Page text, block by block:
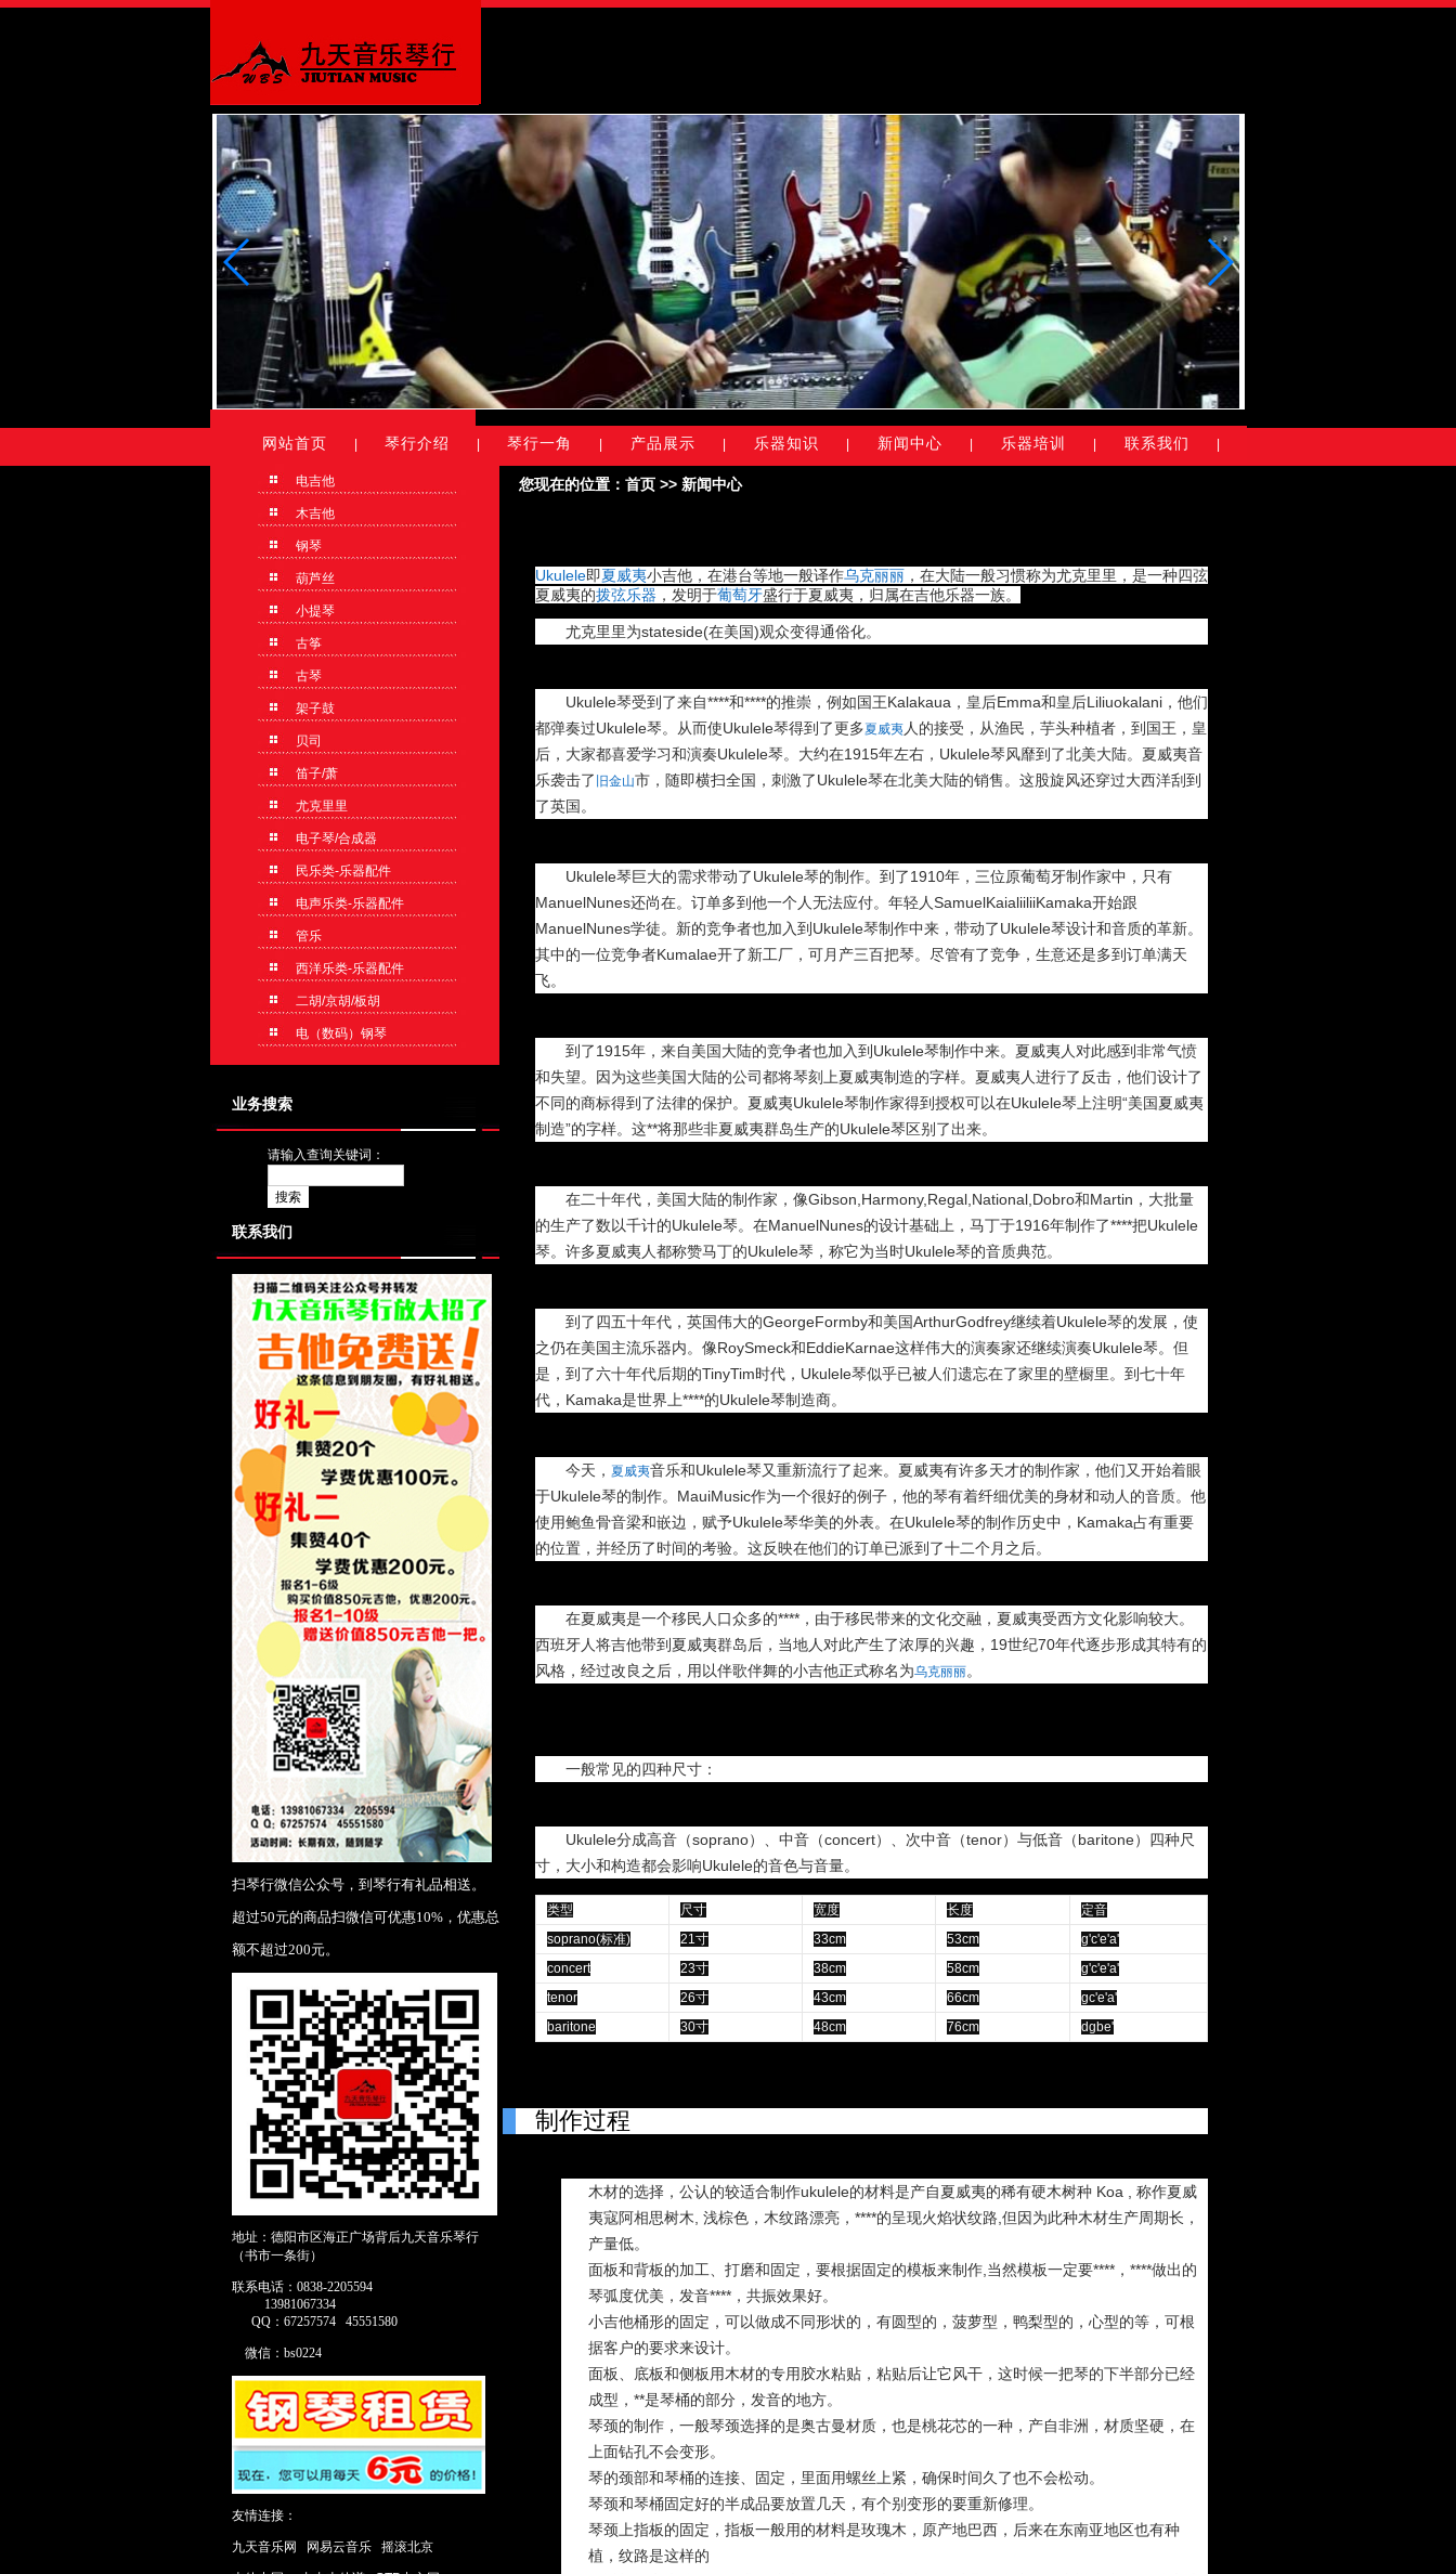
网站首页 琴行介绍 琴行一角 产品展示 乐器知识 新闻中心 乐器培训 联系我们
电吉他
木吉他
钢琴
葫芦丝
小提琴
古筝
古琴
架子鼓
贝司
笛子/萧
尤克里里
电子琴/合成器
民乐类-乐器配件
电声乐类-乐器配件
管乐
西洋乐类-乐器配件
二胡/京胡/板胡
电（数码）钢琴
业务搜索
请输入查询关键词：
联系我们
扫琴行微信公众号，到琴行有礼品相送。
超过50元的商品扫微信可优惠10%，优惠总
额不超过200元。
地址：德阳市区海正广场背后九天音乐琴行
（书市一条街）
联系电话：0838-2205594
13981067334
QQ：67257574 45551580
微信：bs0224
友情连接：
九天音乐网 网易云音乐 摇滚北京
您现在的位置： 首页>> 新闻中心
Ukulele即夏威夷小吉他，在港台等地一般译作乌克丽丽，在大陆一般习惯称为尤克里里，是一种四弦
夏威夷的拨弦乐器 ，发明于葡萄牙盛行于夏威夷，归属在吉他乐器一族。
尤克里里为stateside(在美国)观众变得通俗化。
Ukulele琴受到了来自****和****的推崇，例如国王Kalakaua，皇后Emma和皇后Liliuokalani，他们
都弹奏过Ukulele琴。从而使Ukulele琴得到了更多夏威夷人的接受，从渔民，芋头种植者，到国王，皇
后，大家都喜爱学习和演奏Ukulele琴。大约在1915年左右，Ukulele琴风靡到了北美大陆。夏威夷音
乐袭击了 旧金山市，随即横扫全国，刺激了Ukulele琴在北美大陆的销售。这股旋风还穿过大西洋刮到
了英国。
Ukulele琴巨大的需求带动了Ukulele琴的制作。到了1910年，三位原葡萄牙制作家中，只有
ManuelNunes还尚在。订单多到他一个人无法应付。年轻人SamuelKaialiiliiKamaka开始跟
ManuelNunes学徒。新的竞争者也加入到Ukulele琴制作中来，带动了Ukulele琴设计和音质的革新。
其中的一位竞争者Kumalae开了新工厂，可月产三百把琴。尽管有了竞争，生意还是多到订单满天
飞。
到了1915年，来自美国大陆的竞争者也加入到Ukulele琴制作中来。夏威夷人对此感到非常气愤
和失望。因为这些美国大陆的公司都将琴刻上夏威夷制造的字样。夏威夷人进行了反击，他们设计了
不同的商标得到了法律的保护。夏威夷Ukulele琴制作家得到授权可以在Ukulele琴上注明“美国夏威夷
制造”的字样。这**将那些非夏威夷群岛生产的Ukulele琴区别了出来。
在二十年代，美国大陆的制作家，像Gibson,Harmony,Regal,National,Dobro和Martin，大批量
的生产了数以千计的Ukulele琴。在ManuelNunes的设计基础上，马丁于1916年制作了****把Ukulele
琴。许多夏威夷人都称赞马丁的Ukulele琴，称它为当时Ukulele琴的音质典范。
到了四五十年代，英国伟大的GeorgeFormby和美国ArthurGodfrey继续着Ukulele琴的发展，使
之仍在美国主流乐器内。像RoySmeck和EddieKarnae这样伟大的演奏家还继续演奏Ukulele琴。但
是，到了六十年代后期的TinyTim时代，Ukulele琴似乎已被人们遗忘在了家里的壁橱里。到七十年
代，Kamaka是世界上****的Ukulele琴制造商。
今天， 夏威夷音乐和Ukulele琴又重新流行了起来。夏威夷有许多天才的制作家，他们又开始着眼
于Ukulele琴的制作。MauiMusic作为一个很好的例子，他的琴有着纤细优美的身材和动人的音质。他
使用鲍鱼骨音梁和嵌边，赋予Ukulele琴华美的外表。在Ukulele琴的制作历史中，Kamaka占有重要
的位置，并经历了时间的考验。这反映在他们的订单已派到了十二个月之后。
在夏威夷是一个移民人口众多的****，由于移民带来的文化交融，夏威夷受西方文化影响较大。
西班牙人将吉他带到夏威夷群岛后，当地人对此产生了浓厚的兴趣，19世纪70年代逐步形成其特有的
风格，经过改良之后，用以伴歌伴舞的小吉他正式称名为乌克丽丽。
一般常见的四种尺寸：
Ukulele分成高音（soprano）、中音（concert）、次中音（tenor）与低音（baritone）四种尺
寸，大小和构造都会影响Ukulele的音色与音量。
类型 尺寸 宽度 长度
定音
soprano(标准)
21寸 33cm 53cm
g'c'e'a'
concert
23寸 38cm 58cm
g'c'e'a'
tenor
26寸 43cm 66cm
gc'e'a'
baritone
30寸 48cm 76cm dgbe'
制作过程
木材的选择，公认的较适合制作ukulele的材料是产自夏威夷的稀有硬木树种 Koa , 称作夏威
夷寇阿相思树木, 浅棕色，木纹路漂亮，****的呈现火焰状纹路,但因为此种木材生产周期长，
产量低。
面板和背板的加工、打磨和固定，要根据固定的模板来制作,当然模板一定要****，****做出的
琴弧度优美，发音****，共振效果好。
小吉他桶形的固定，可以做成不同形状的，有圆型的，菠萝型，鸭梨型的，心型的等，可根
据客户的要求来设计。
面板、底板和侧板用木材的专用胶水粘贴，粘贴后让它风干，这时候一把琴的下半部分已经
成型，**是琴桶的部分，发音的地方。
琴颈的制作，一般琴颈选择的是奥古曼材质，也是桃花芯的一种，产自非洲，材质坚硬，在
上面钻孔不会变形。
琴的颈部和琴桶的连接、固定，里面用螺丝上紧，确保时间久了也不会松动。
琴颈和琴桶固定好的半成品要放置几天，有个别变形的要重新修理。
琴颈上指板的固定，指板一般用的材料是玫瑰木，原产地巴西，后来在东南亚地区也有种
植，纹路是这样的